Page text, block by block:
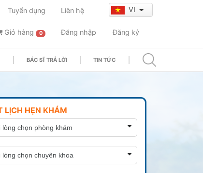
Tuyển dụng Liên hệ VI
Giỏ hàng 0 Đăng nhập Đăng ký
BÁC SĨ TRẢ LỜI TIN TỨC
LỊCH HẸN KHÁM